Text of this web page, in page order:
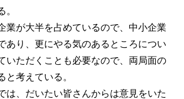
。
業が大半を占めているので、中小企業
あり、更にやる気のあるところについ
いただくことも必要なので、両局面の
と考えている。
は、だいたい皆さんからは意見をいた